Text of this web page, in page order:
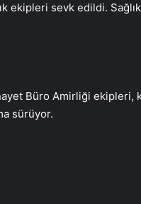
ekipleri sevk edildi.
Büro Amirliği ekipleri,
sürüyor.
Daha 4